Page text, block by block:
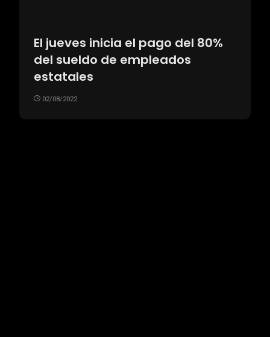
El jueves inicia el pago del 80%
del sueldo de empleados
estatales
02/08/2022